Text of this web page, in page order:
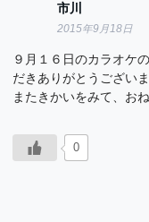
市川
2015年9月18日
９月１６日のカラオケ
だきありがとうございま
またきかいをみて、お
0